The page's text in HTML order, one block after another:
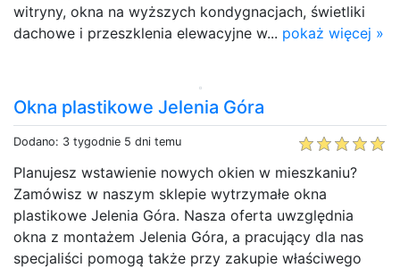
witryny, okna na wyższych kondygnacjach, świetliki
dachowe i przeszklenia elewacyjne w... pokaż więcej »
Okna plastikowe Jelenia Góra
Dodano: 3 tygodnie 5 dni temu
Planujesz wstawienie nowych okien w mieszkaniu?
Zamówisz w naszym sklepie wytrzymałe okna
plastikowe Jelenia Góra. Nasza oferta uwzględnia
okna z montażem Jelenia Góra, a pracujący dla nas
specjaliści pomogą także przy zakupie właściwego